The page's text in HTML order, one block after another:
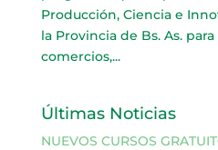
Producción, Ciencia e
la Provincia de Bs. As.
comercios,...
Últimas Noticias
NUEVOS CURSOS